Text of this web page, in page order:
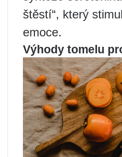
štěstí“, který
emoce.
Výhody tomelu